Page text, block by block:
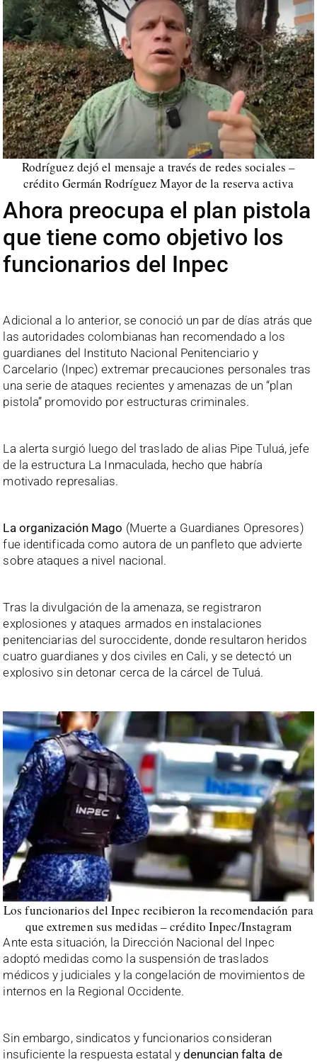
Rodríguez dejó el mensaje a través de redes sociales –
crédito Germán Rodríguez Mayor de la reserva activa
Ahora preocupa el plan pistola
que tiene como objetivo los
funcionarios del Inpec
Adicional a lo anterior, se conoció un par de días atrás que
las autoridades colombianas han recomendado a los
guardianes del Instituto Nacional Penitenciario y
Carcelario (Inpec) extremar precauciones personales tras
una serie de ataques recientes y amenazas de un “plan
pistola” promovido por estructuras criminales.
La alerta surgió luego del traslado de alias Pipe Tuluá, jefe
de la estructura La Inmaculada, hecho que habría
motivado represalias.
La organización Mago (Muerte a Guardianes Opresores)
fue identificada como autora de un panfleto que advierte
sobre ataques a nivel nacional.
Tras la divulgación de la amenaza, se registraron
explosiones y ataques armados en instalaciones
penitenciarias del suroccidente, donde resultaron heridos
cuatro guardianes y dos civiles en Cali, y se detectó un
explosivo sin detonar cerca de la cárcel de Tuluá.
Los funcionarios del Inpec recibieron la recomendación para
que extremen sus medidas – crédito Inpec/Instagram
Ante esta situación, la Dirección Nacional del Inpec
adoptó medidas como la suspensión de traslados
médicos y judiciales y la congelación de movimientos de
internos en la Regional Occidente.
Sin embargo, sindicatos y funcionarios consideran
insuficiente la respuesta estatal ydenuncian falta de